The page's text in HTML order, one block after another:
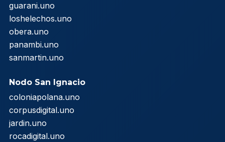
guarani.uno
loshelechos.uno
obera.uno
panambi.uno
sanmartin.uno
Nodo San Ignacio
coloniapolana.uno
corpusdigital.uno
jardin.uno
rocadigital.uno